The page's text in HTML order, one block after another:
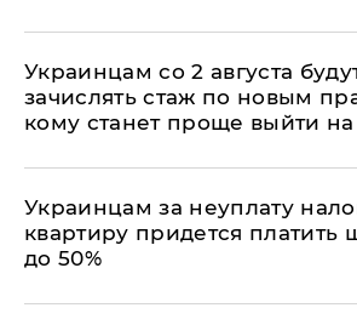
Украинцам со 2 августа
зачислять стаж по новым
кому станет проще выйти
Украинцам за неуплату
квартиру придется платить
до 50%